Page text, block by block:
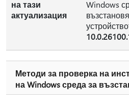
на тази
актуализация
Windows
Методи за проверка на
на Windows среда за